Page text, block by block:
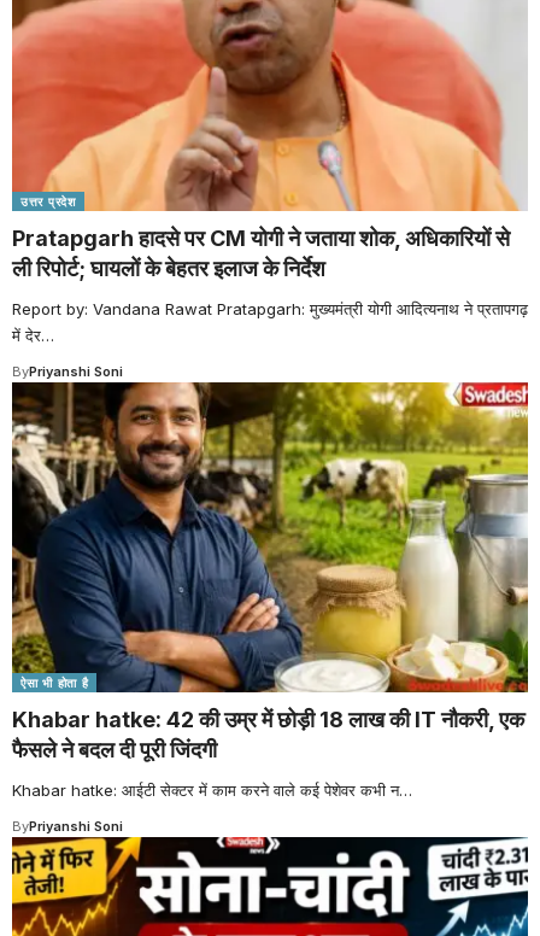
उत्तर प्रदेश
Pratapgarh हादसे पर CM योगी ने जताया शोक, अधिकारियों से
ली रिपोर्ट; घायलों के बेहतर इलाज के निर्देश
Report by: Vandana Rawat Pratapgarh: मुख्यमंत्री योगी आदित्यनाथ ने प्रतापगढ़
में देर…
ByPriyanshi Soni
ऐसा भी होता है
Khabar hatke: 42 की उम्र में छोड़ी 18 लाख की IT नौकरी, एक
फैसले ने बदल दी पूरी जिंदगी
Khabar hatke: आईटी सेक्टर में काम करने वाले कई पेशेवर कभी न…
ByPriyanshi Soni